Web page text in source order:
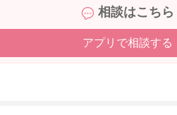
のもありますが、それも個人差があ
、召し上がる順番も野菜など、血糖
などをお試しいただくと良いかもし
ルなどの管理方法も異なりますので
相談はこちら
アプリで相談する